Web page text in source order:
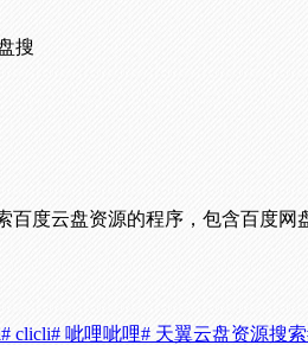
搜
度云盘资源的程序，包含百度网
# clicli# 呲哩呲哩# 天翼云盘资源搜索